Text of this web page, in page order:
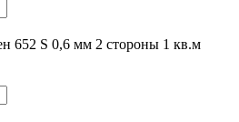
652 S 0,6 мм 2 стороны 1 кв.м